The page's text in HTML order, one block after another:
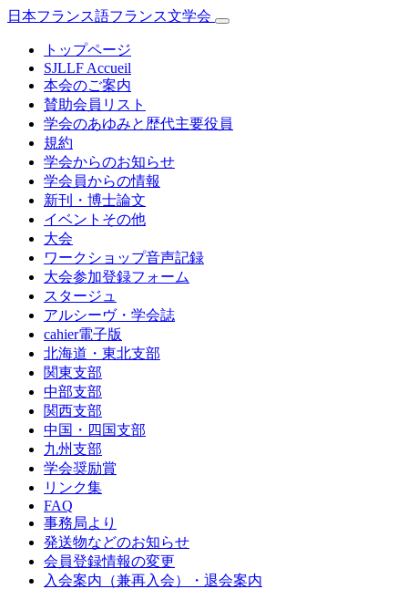
日本フランス語フランス文学会
トップページ
SJLLF Accueil
本会のご案内
賛助会員リスト
学会のあゆみと歴代主要役員
規約
学会からのお知らせ
学会員からの情報
新刊・博士論文
イベントその他
大会
ワークショップ音声記録
大会参加登録フォーム
スタージュ
アルシーヴ・学会誌
cahier電子版
北海道・東北支部
関東支部
中部支部
関西支部
中国・四国支部
九州支部
学会奨励賞
リンク集
FAQ
事務局より
発送物などのお知らせ
会員登録情報の変更
入会案内（兼再入会）・退会案内